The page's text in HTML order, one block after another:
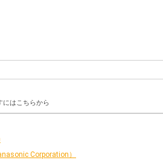
にはこちらから
Corporation）